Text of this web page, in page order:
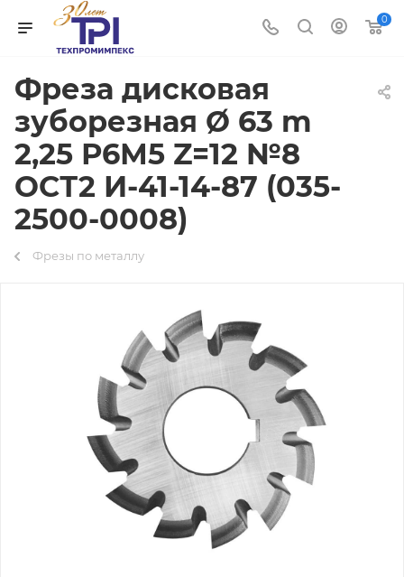
0
Фреза дисковая
зуборезная Ø 63 m
2,25 Р6М5 Z=12 №8
ОСТ2 И-41-14-87 (035-
2500-0008)
Фрезы по металлу